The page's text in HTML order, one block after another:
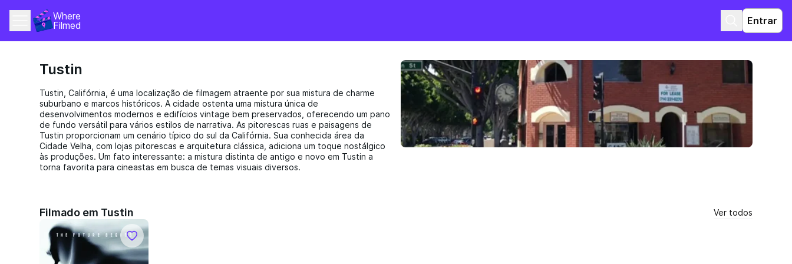
Where
Filmed
Entrar
Tustin
Tustin, Califórnia, é uma localização de filmagem atraente por sua mistura de charme
suburbano e marcos históricos. A cidade ostenta uma mistura única de
desenvolvimentos modernos e edifícios vintage bem preservados, oferecendo um pano
de fundo versátil para vários estilos de narrativa. As pitorescas ruas e paisagens de
Tustin proporcionam um cenário típico do sul da Califórnia. Sua conhecida área da
Cidade Velha, com lojas pitorescas e arquitetura clássica, adiciona um toque nostálgico
às produções. Um fato interessante: a mistura distinta de antigo e novo em Tustin a
torna favorita para cineastas em busca de temas visuais diversos.
Filmado em Tustin Ver todos